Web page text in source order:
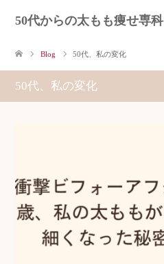
50代からの太もも痩せ専科
Blog 50代、私の変化
50代、私の変化